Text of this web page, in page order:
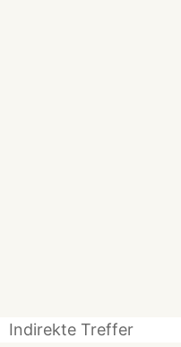
Indirekte Treffer